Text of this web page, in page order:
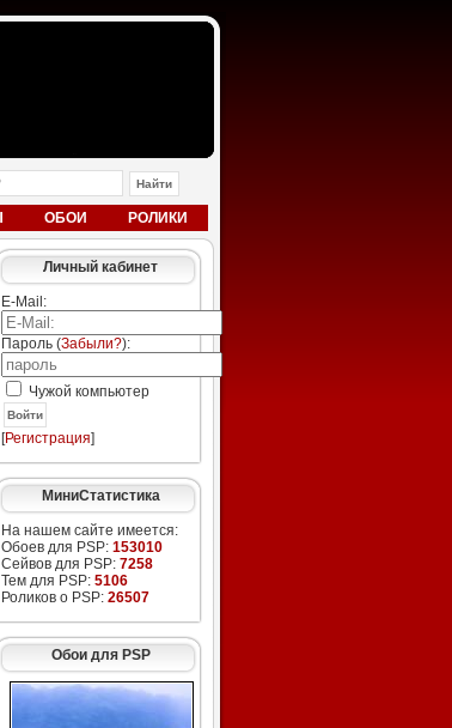
ОБОИ РОЛИКИ
Личный кабинет
E-Mail:
Пароль (Забыли?):
Чужой компьютер
Войти
[Регистрация]
МиниСтатистика
На нашем сайте имеется:
Обоев для PSP: 153010
Сейвов для PSP: 7258
Тем для PSP: 5106
Роликов о PSP: 26507
Обои для PSP